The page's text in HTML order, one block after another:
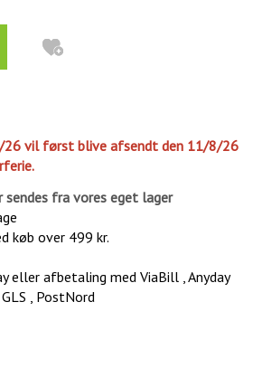
vil først blive afsendt den 11/8/26
sendes fra vores eget lager
køb over 499 kr.
eller afbetaling med ViaBill , Anyday
, PostNord